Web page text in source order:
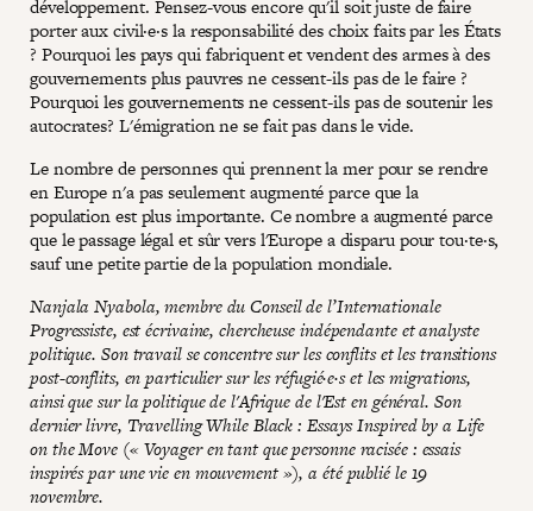
développement. Pensez-vous encore qu'il soit juste de faire
porter aux civil·e·s la responsabilité des choix faits par les États
? Pourquoi les pays qui fabriquent et vendent des armes à des
gouvernements plus pauvres ne cessent-ils pas de le faire ?
Pourquoi les gouvernements ne cessent-ils pas de soutenir les
autocrates? L'émigration ne se fait pas dans le vide.
Le nombre de personnes qui prennent la mer pour se rendre
en Europe n'a pas seulement augmenté parce que la
population est plus importante. Ce nombre a augmenté parce
que le passage légal et sûr vers l'Europe a disparu pour tou·te·s,
sauf une petite partie de la population mondiale.
Nanjala Nyabola, membre du Conseil de l’Internationale
Progressiste, est écrivaine, chercheuse indépendante et analyste
politique. Son travail se concentre sur les conflits et les transitions
post-conflits, en particulier sur les réfugié·e·s et les migrations,
ainsi que sur la politique de l'Afrique de l'Est en général. Son
dernier livre, Travelling While Black : Essays Inspired by a Life
on the Move (« Voyager en tant que personne racisée : essais
inspirés par une vie en mouvement »), a été publié le 19
novembre.